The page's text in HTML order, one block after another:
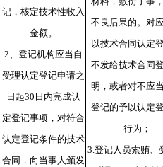
记，核定技术性收入
金额。
2、登记机构应当自
受理认定登记申请之
日起30日内完成认
定登记事项，对符合
认定登记条件的技术
合同，向当事人颁发
不良后果的。对
以技术合同认定
不发给技术合同
明，或者对不应
登记的予以认定
行为；
3.登记人员索贿、